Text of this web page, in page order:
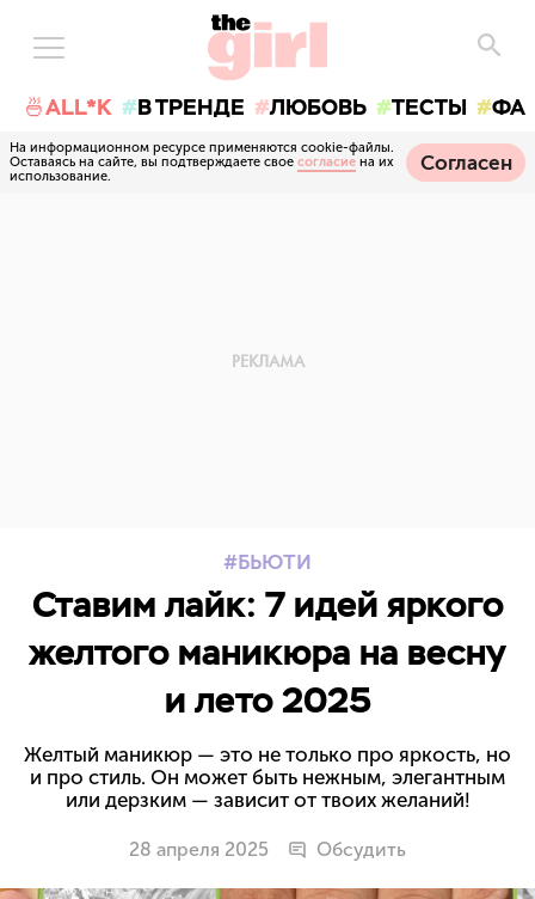
🍜ALL*K В ТРЕНДЕ ЛЮБОВЬ ТЕСТЫ
На информационном ресурсе применяются cookie-файлы.
Оставаясь на сайте, вы подтверждаете свое согласие на их
использование.
Согласен
БЬЮТИ
Ставим лайк: 7 идей яркого
желтого маникюра на весну
и лето 2025
Желтый маникюр — это не только про яркость, но
и про стиль. Он может быть нежным, элегантным
или дерзким — зависит от твоих желаний!
28 апреля 2025 Обсудить